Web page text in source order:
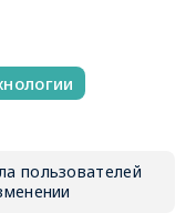
пользователей